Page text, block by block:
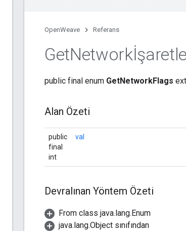
OpenWeave Referans
Get
public final enum GetNetworkFlags
Alan Özeti
public
final
int
val
Devralınan Yöntem Özeti
From class java.lang.Enum
java.lang.Object sınıfından